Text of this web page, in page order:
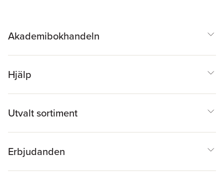
Akademibokhandeln
Hjälp
Utvalt sortiment
Erbjudanden